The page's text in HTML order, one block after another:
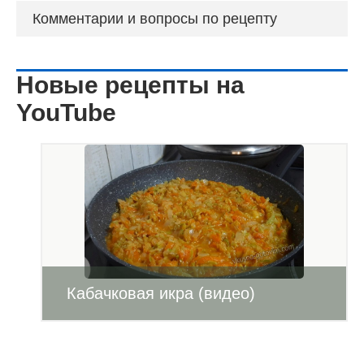
Комментарии и вопросы по рецепту
Новые рецепты на
YouTube
Кабачковая икра (видео)